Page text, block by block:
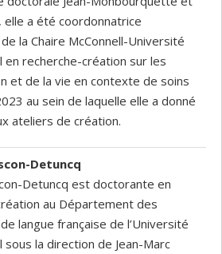
elle a été coordonnatrice
la Chaire McConnell-Université
en recherche-création sur les
et de la vie en contexte de soins
au sein de laquelle elle a donné
ateliers de création.
Detuncq
Detuncq est doctorante en
au Département des
langue française de l’Université
la direction de Jean-Marc